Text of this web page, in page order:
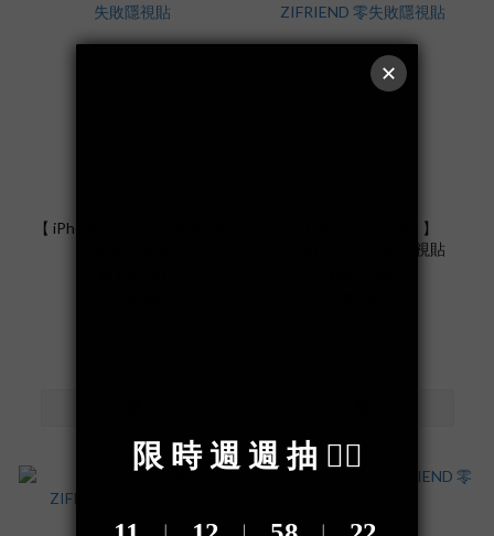
【 iPhone 17 】ZIFRIEND 零
【 Galaxy S25 Ultra 】
ZIFRIEND 零失敗隱視貼